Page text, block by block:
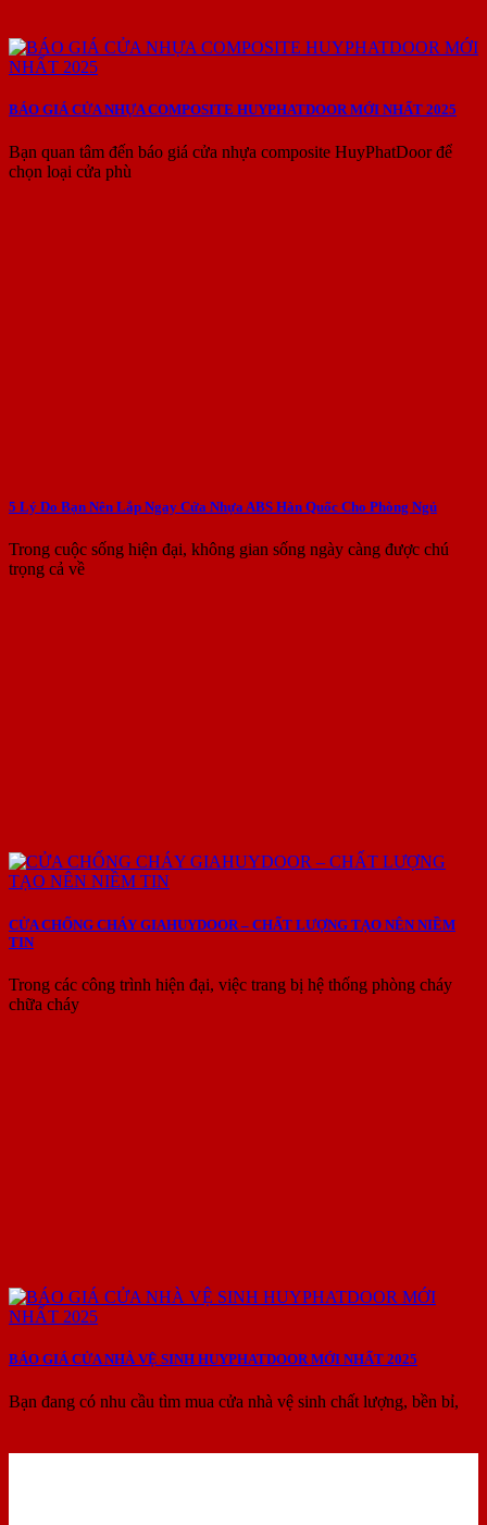
BÁO GIÁ CỬA NHỰA COMPOSITE HUYPHATDOOR MỚI NHẤT 2025
Bạn quan tâm đến báo giá cửa nhựa composite HuyPhatDoor để
chọn loại cửa phù
5 Lý Do Bạn Nên Lắp Ngay Cửa Nhựa ABS Hàn Quốc Cho Phòng Ngủ
Trong cuộc sống hiện đại, không gian sống ngày càng được chú
trọng cả về
CỬA CHỐNG CHÁY GIAHUYDOOR – CHẤT LƯỢNG TẠO NÊN NIỀM
TIN
Trong các công trình hiện đại, việc trang bị hệ thống phòng cháy
chữa cháy
BÁO GIÁ CỬA NHÀ VỆ SINH HUYPHATDOOR MỚI NHẤT 2025
Bạn đang có nhu cầu tìm mua cửa nhà vệ sinh chất lượng, bền bỉ,